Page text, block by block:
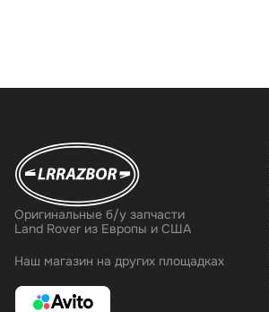
Оригинальные б/у запчасти
Land Rover из Европы и США
Наш магазин на других площадках